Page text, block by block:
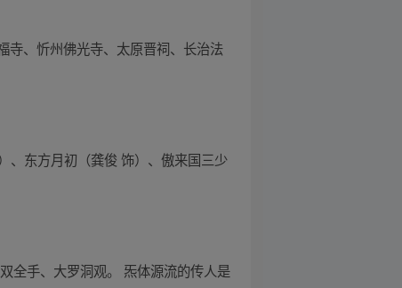
寺、忻州佛光寺、太原晋祠、长治法
、东方月初（龚俊 饰）、傲来国三少
全手、大罗洞观。 炁体源流的传人是